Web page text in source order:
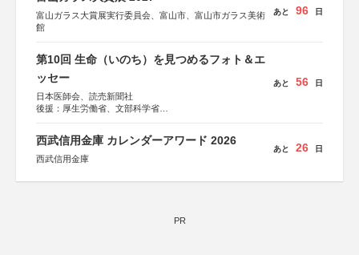
富山ガラス大賞展実行委員会、富山市、富山市ガラス美術
館
あと 96 日
第10回 生命（いのち）を見つめるフォト＆エ
ッセー
日本医師会、読売新聞社
後援：厚生労働省、文部科学省
しん生命保険株式会社
あと 56 日
西武信用金庫 カレンダーアワード 2026
西武信用金庫
あと 26 日
PR